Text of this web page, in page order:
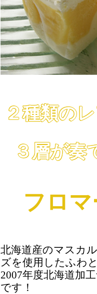
２種類の
３層が奏
フロ
北海道産のマスカ
ズを使用したふわ
2007年度北海道加
です！